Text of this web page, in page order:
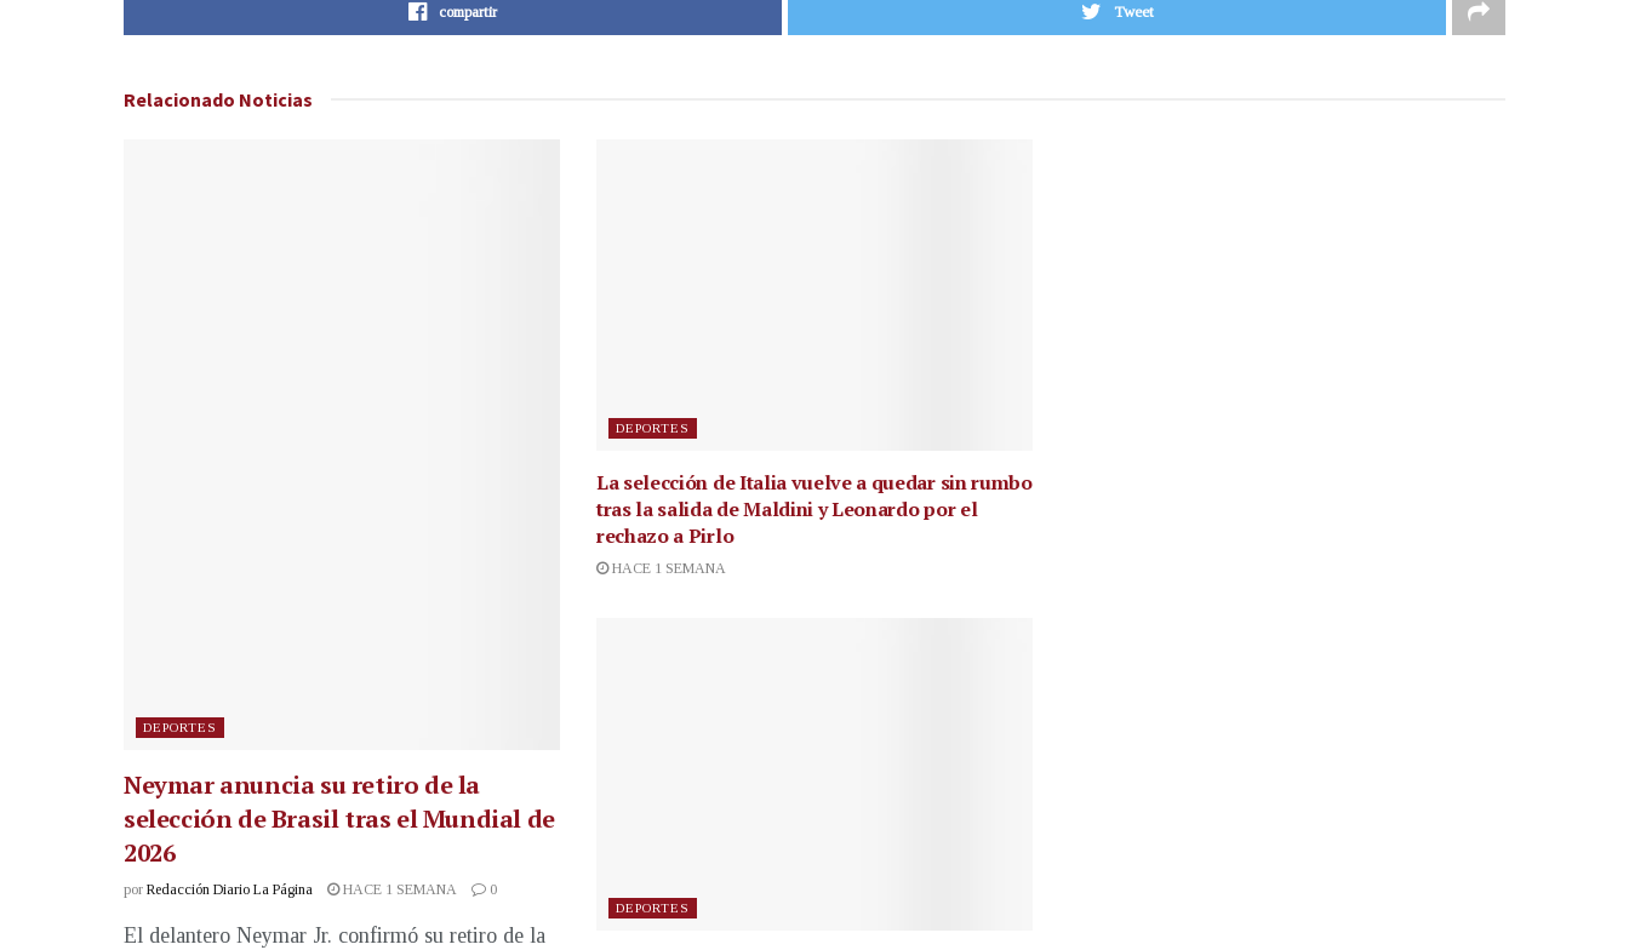
compartir Tweet
Relacionado Noticias
DEPORTES
Neymar anuncia su retiro de la
selección de Brasil tras el Mundial de
2026
por Redacción Diario La Página HACE 1 SEMANA 0
El delantero Neymar Jr. confirmó su retiro de la
DEPORTES
La selección de Italia vuelve a quedar sin rumbo
tras la salida de Maldini y Leonardo por el
rechazo a Pirlo
HACE 1 SEMANA
DEPORTES